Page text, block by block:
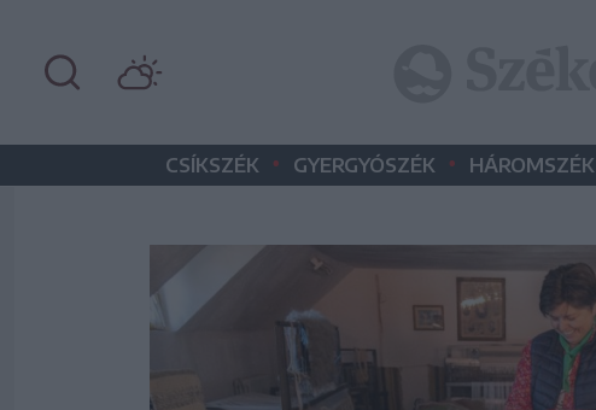
CSÍKSZÉK • GYERGYÓSZÉK • HÁROMSZÉK